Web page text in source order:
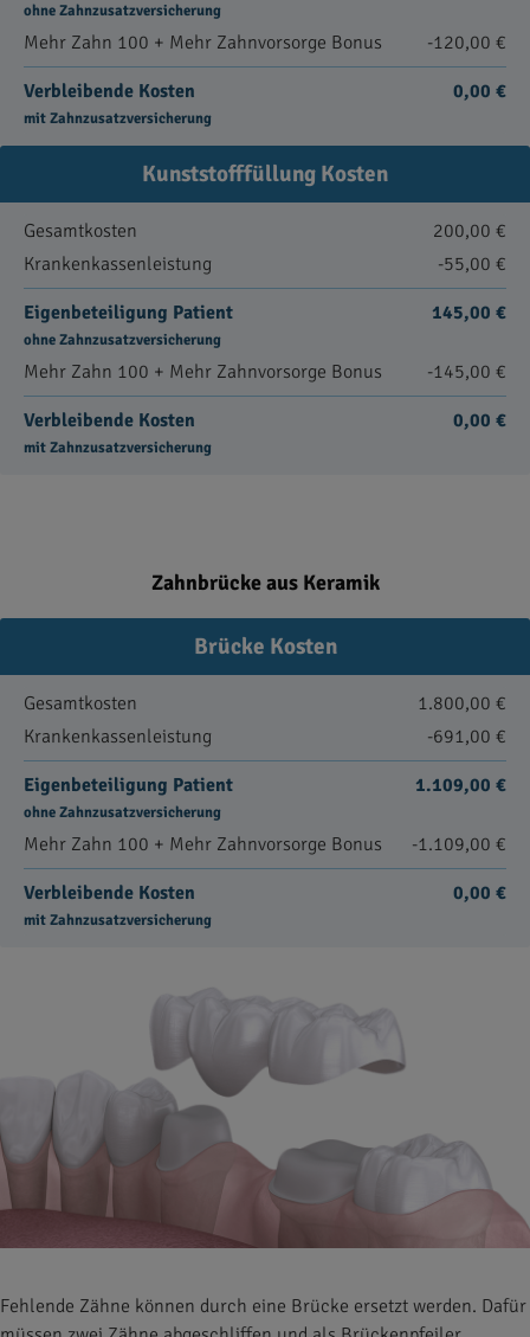
ohne Zahnzusatzversicherung
Mehr Zahn 100 + Mehr Zahnvorsorge Bonus -120,00 €
Verbleibende Kosten
mit Zahnzusatzversicherung
0,00 €
Kunststofffüllung Kosten
Gesamtkosten
200,00 €
Krankenkassenleistung
-55,00 €
Eigenbeteiligung Patient
ohne Zahnzusatzversicherung
145,00 €
Mehr Zahn 100 + Mehr Zahnvorsorge Bonus -145,00 €
Verbleibende Kosten
mit Zahnzusatzversicherung
0,00 €
Zahnbrücke aus Keramik
Brücke Kosten
Gesamtkosten
1.800,00 €
Krankenkassenleistung
-691,00 €
Eigenbeteiligung Patient
ohne Zahnzusatzversicherung
1.109,00 €
Mehr Zahn 100 + Mehr Zahnvorsorge Bonus -1.109,00 €
Verbleibende Kosten
mit Zahnzusatzversicherung
0,00 €
Fehlende Zähne können durch eine Brücke ersetzt werden. Dafür